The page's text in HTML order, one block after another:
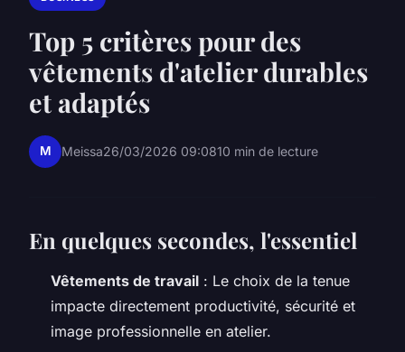
Top 5 critères pour des
vêtements d'atelier durables
et adaptés
M Meissa26/03/2026 09:0810 min de lecture
En quelques secondes, l'essentiel
Vêtements de travail : Le choix de la tenue
impacte directement productivité, sécurité et
image professionnelle en atelier.